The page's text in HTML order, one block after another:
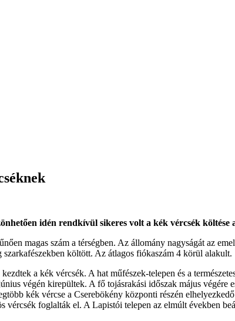
idén rendkívül sikeres volt a kék vércsék
magas szám a térségben. Az állomány nagyságát az
költött. Az átlagos fiókaszám 4 körül alakult.
a kék vércsék. A hat műfészek-telepen és a
végén kirepültek. A fő tojásrakási időszak május
kék vércse a Cserebökény központi részén
vércsék foglalták el. A Lapistói telepen az elmúlt években